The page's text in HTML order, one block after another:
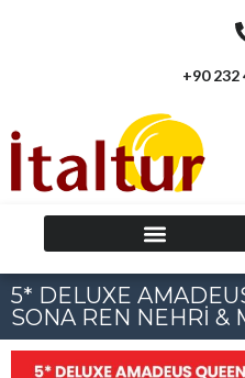
+90 232
5* DELUXE
SONA REN NEHRİ &